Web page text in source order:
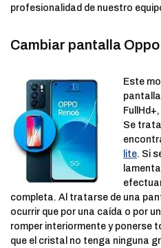
profesionalidad de nuestro
Cambiar pantalla Oppo
Este
pantalla
Se
lite. Si
completa. Al tratarse de una
ocurrir que por una caída o por
romper interiormente y ponerse
que el cristal no tenga ninguna